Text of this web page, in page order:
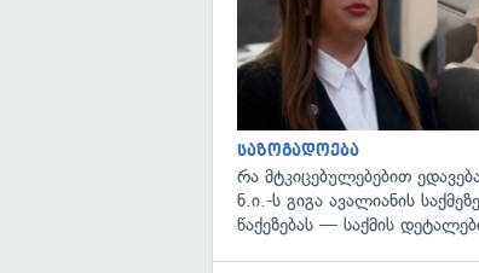
საზოგადოება
რა მტკიცებულებებით
ნ.ი.-ს გიგა ავალიანის
წაქეზებას — საქმის